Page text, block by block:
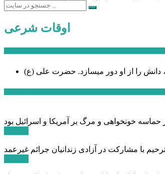
اوقات شرعی
دانش را از او دور میسازد. حضرت علی (ع)
با مشارکت در آزادی زندانیان جرائم غیرعمد